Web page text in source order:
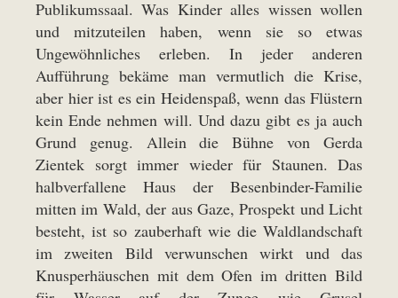
Publikumssaal. Was Kinder alles wissen wollen
und mitzuteilen haben, wenn sie so etwas
Ungewöhnliches erleben. In jeder anderen
Aufführung bekäme man vermutlich die Krise,
aber hier ist es ein Heidenspaß, wenn das Flüstern
kein Ende nehmen will. Und dazu gibt es ja auch
Grund genug. Allein die Bühne von Gerda
Zientek sorgt immer wieder für Staunen. Das
halbverfallene Haus der Besenbinder-Familie
mitten im Wald, der aus Gaze, Prospekt und Licht
besteht, ist so zauberhaft wie die Waldlandschaft
im zweiten Bild verwunschen wirkt und das
Knusperhäuschen mit dem Ofen im dritten Bild